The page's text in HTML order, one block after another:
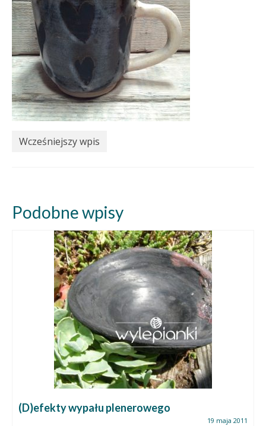
Wcześniejszy wpis
Podobne wpisy
(D)efekty wypału plenerowego
19 maja 2011